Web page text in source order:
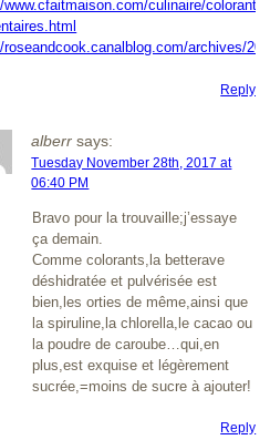
www.cfaitmaison.com/culinaire/colorants-
roseandcook.canalblog.com/archives/
Reply
alberr says:
Tuesday November 28th, 2017 at
06:40 PM
Bravo pour la trouvaille;j’essaye
ça demain.
Comme colorants,la betterave
déshidratée et pulvérisée est
bien,les orties de même,ainsi que
la spiruline,la chlorella,le cacao ou
la poudre de caroube…qui,en
plus,est exquise et légèrement
sucrée,=moins de sucre à ajouter!
Reply